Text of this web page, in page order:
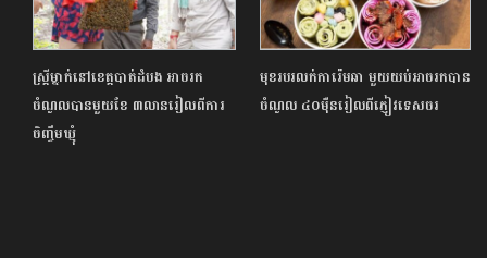
ស្ត្រីម្នាក់នៅខេត្តបាត់ដំបង អាចរក
ចំណូលបានមួយខែ ៣លានរៀលពីការ
ចិញ្ចឹមឃ្មុំ
មុខរបរលក់ការ៉េមឆា មួយយប់អាចរកបាន
ចំណូល ៤០ម៉ឺនរៀលពីភ្ញៀវទេសចរ